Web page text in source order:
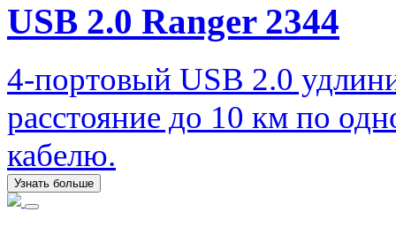
USB 2.0 Ranger 2344
4-портовый USB 2.0
расстояние до 10 км по
кабелю.
Узнать больше